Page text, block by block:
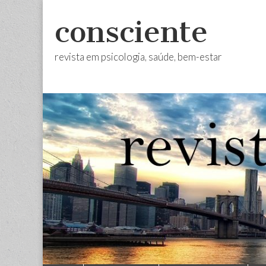
consciente
revista em psicologia, saúde, bem-estar